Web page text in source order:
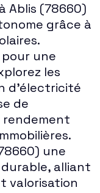
Ablis (78660)
grâce à
une
les
d'électricité
de
une
alliant
valorisation